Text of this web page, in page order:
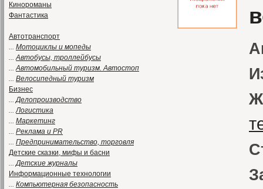
Кинороманы
Фантастика
Автотранспорт
... Мотоциклы и мопеды
...Автобусы, троллейбусы
...Автомобильный туризм. Автостоп
... Велосипедный туризм
Бизнес
...Делопроизводство
...Логистика
... Маркетинг
... Реклама и PR
... Предпринимательство, торговля
Детские сказки, мифы и басни
...Детские журналы
Информационные технологии
... Компьютерная безопасность